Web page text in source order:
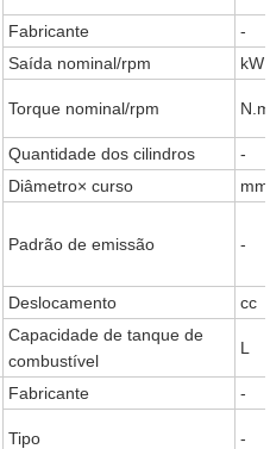
Fabricante
-
Saída nominal/rpm kW
Torque nominal/rpm
Quantidade dos cilindros
-
Diâmetro× curso mm
Padrão de emissão -
Deslocamento cc
Capacidade de tanque de
combustível
L
Fabricante -
Tipo -